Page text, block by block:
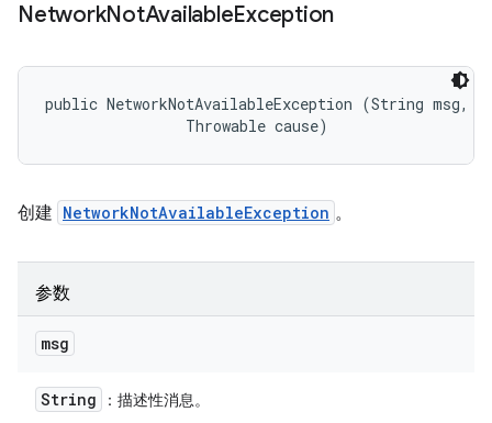
NetworkNotAvailableException
public NetworkNotAvailableException (String msg,
                Throwable cause)
创建 NetworkNotAvailableException 。
参数
msg
String ：描述性消息。